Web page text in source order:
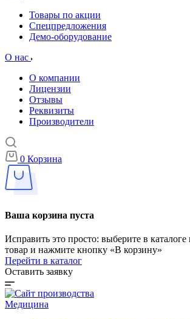
Товары по акции
Спецпредложения
Демо-оборудование
О нас
О компании
Лицензии
Отзывы
Реквизиты
Производители
0 Корзина
Ваша корзина пуста
Исправить это просто: выберите в
товар и нажмите кнопку «В корзину»
Перейти в каталог
Оставить заявку
Медицина